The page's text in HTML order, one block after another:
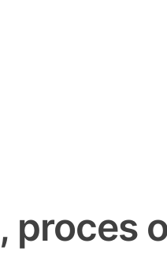
proces